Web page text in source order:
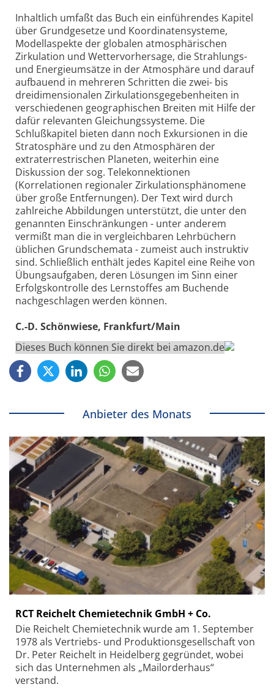
Inhaltlich umfaßt das Buch ein einführendes Kapitel
über Grundgesetze und Koordinatensysteme,
Modellaspekte der globalen atmosphärischen
Zirkulation und Wettervorhersage, die Strahlungs-
und Energieumsätze in der Atmosphäre und darauf
aufbauend in mehreren Schritten die zwei- bis
dreidimensionalen Zirkulationsgegebenheiten in
verschiedenen geographischen Breiten mit Hilfe der
dafür relevanten Gleichungssysteme. Die
Schlußkapitel bieten dann noch Exkursionen in die
Stratosphäre und zu den Atmosphären der
extraterrestrischen Planeten, weiterhin eine
Diskussion der sog. Telekonnektionen
(Korrelationen regionaler Zirkulationsphänomene
über große Entfernungen). Der Text wird durch
zahlreiche Abbildungen unterstützt, die unter den
genannten Einschränkungen - unter anderem
vermißt man die in vergleichbaren Lehrbüchern
üblichen Grundschemata - zumeist auch instruktiv
sind. Schließlich enthält jedes Kapitel eine Reihe von
Übungsaufgaben, deren Lösungen im Sinn einer
Erfolgskontrolle des Lernstoffes am Buchende
nachgeschlagen werden können.
C.-D. Schönwiese, Frankfurt/Main
Dieses Buch können Sie direkt bei amazon.de
Anbieter des Monats
RCT Reichelt Chemietechnik GmbH + Co.
Die Reichelt Chemietechnik wurde am 1. September
1978 als Vertriebs- und Produktionsgesellschaft von
Dr. Peter Reichelt in Heidelberg gegründet, wobei
sich das Unternehmen als „Mailorderhaus“
verstand.